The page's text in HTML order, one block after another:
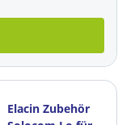
Elacin Zubehör